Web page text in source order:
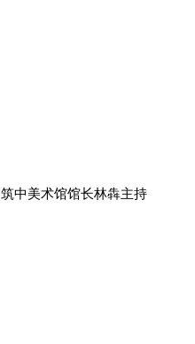
筑中美术馆馆长林犇主持